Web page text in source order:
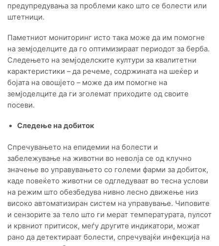
предупредувања за проблеми како што се болести или
штетници.
Паметниот мониторинг исто така може да им помогне
на земјоделците да го оптимизираат периодот за берба.
Следењето на земјоделските култури за квалитетни
карактеристики – да речеме, содржината на шеќер и
бојата на овошјето – може да им помогне на
земјоделците да ги зголемат приходите од своите
посеви.
Следење на добиток
Спречувањето на епидемии на болести и
забележување на животни во неволја се од клучно
значење во управувањето со големи фарми за добиток,
каде повеќето животни се одгледуваат во тесна услови
на режим што обезбедува нивно лесно движење низ
високо автоматизиран систем на управување. Чиповите
и сензорите за тело што ги мерат температурата, пулсот
и крвниот притисок, меѓу другите индикатори, можат
рано да детектираат болести, спречувајќи инфекција на